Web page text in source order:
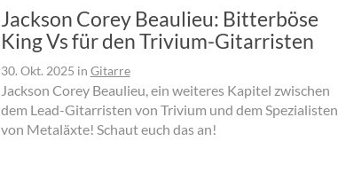
Jackson Corey Beaulieu: Bitterböse
King Vs für den Trivium-Gitarristen
30. Okt. 2025 in Gitarre
Jackson Corey Beaulieu, ein weiteres Kapitel zwischen
dem Lead-Gitarristen von Trivium und dem Spezialisten
von Metaläxte! Schaut euch das an!